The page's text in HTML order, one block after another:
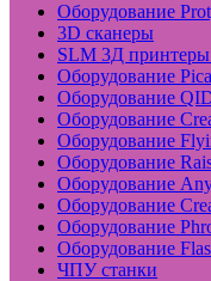
Оборудование
3D сканеры
SLM 3Д принтеры
Оборудование
Оборудование
Оборудование
Оборудование
Оборудование
Оборудование
Оборудование
Оборудование
Оборудование
ЧПУ станки